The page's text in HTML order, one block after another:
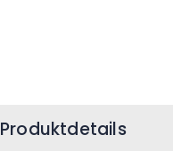
Produktdetails